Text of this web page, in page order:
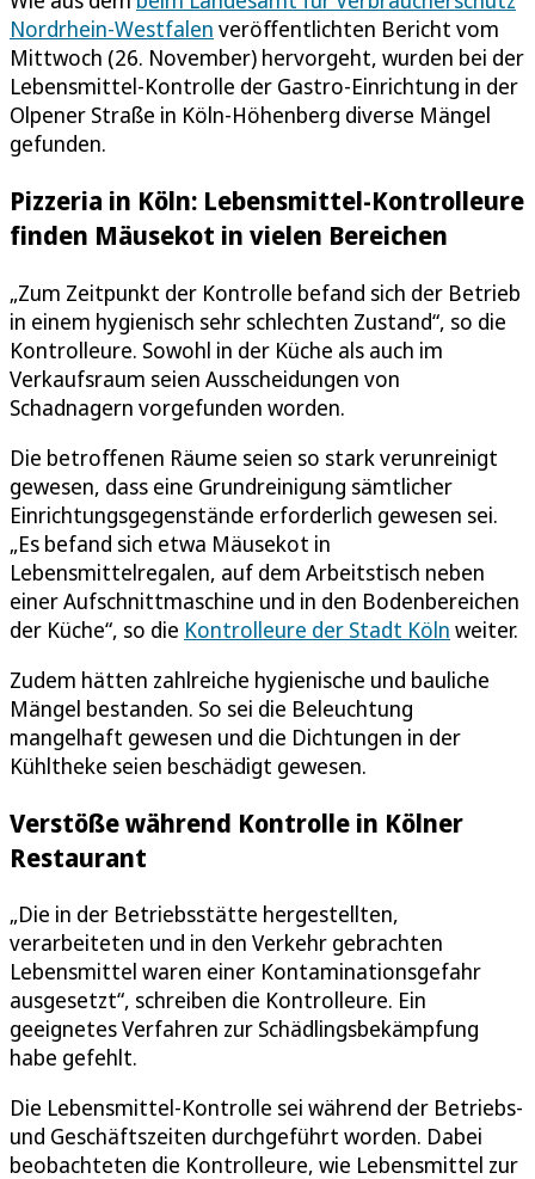
Nordrhein-Westfalen veröffentlichten Bericht vom
Mittwoch (26. November) hervorgeht, wurden bei der
Lebensmittel-Kontrolle der Gastro-Einrichtung in der
Olpener Straße in Köln-Höhenberg diverse Mängel
gefunden.
Pizzeria in Köln: Lebensmittel-Kontrolleure
finden Mäusekot in vielen Bereichen
„Zum Zeitpunkt der Kontrolle befand sich der Betrieb
in einem hygienisch sehr schlechten Zustand“, so die
Kontrolleure. Sowohl in der Küche als auch im
Verkaufsraum seien Ausscheidungen von
Schadnagern vorgefunden worden.
Die betroffenen Räume seien so stark verunreinigt
gewesen, dass eine Grundreinigung sämtlicher
Einrichtungsgegenstände erforderlich gewesen sei.
„Es befand sich etwa Mäusekot in
Lebensmittelregalen, auf dem Arbeitstisch neben
einer Aufschnittmaschine und in den Bodenbereichen
der Küche“, so die Kontrolleure der Stadt Köln weiter.
Zudem hätten zahlreiche hygienische und bauliche
Mängel bestanden. So sei die Beleuchtung
mangelhaft gewesen und die Dichtungen in der
Kühltheke seien beschädigt gewesen.
Verstöße während Kontrolle in Kölner
Restaurant
„Die in der Betriebsstätte hergestellten,
verarbeiteten und in den Verkehr gebrachten
Lebensmittel waren einer Kontaminationsgefahr
ausgesetzt“, schreiben die Kontrolleure. Ein
geeignetes Verfahren zur Schädlingsbekämpfung
habe gefehlt.
Die Lebensmittel-Kontrolle sei während der Betriebs-
und Geschäftszeiten durchgeführt worden. Dabei
beobachteten die Kontrolleure, wie Lebensmittel zur